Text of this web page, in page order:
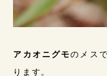
アカオニグモのメス
ります。